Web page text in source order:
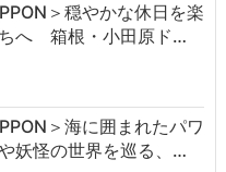
＞穏やかな休日を楽
へ 箱根・小田原ド…
＞海に囲まれたパワ
妖怪の世界を巡る、…